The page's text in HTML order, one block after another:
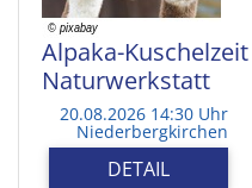
Alpaka-
Naturwerkstatt
20.08.2026 14:30 Uhr
Niederbergkirchen
DETAIL